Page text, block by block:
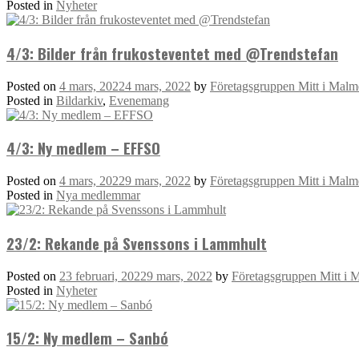
Posted in Nyheter
4/3: Bilder från frukosteventet med @Trendstefan
Posted on 4 mars, 20224 mars, 2022 by Företagsgruppen Mitt i
Posted in Bildarkiv, Evenemang
4/3: Ny medlem – EFFSO
Posted on 4 mars, 20229 mars, 2022 by Företagsgruppen Mitt i
Posted in Nya medlemmar
23/2: Rekande på Svenssons i Lammhult
Posted on 23 februari, 20229 mars, 2022 by Företagsgruppen Mitt i
Posted in Nyheter
15/2: Ny medlem – Sanbó